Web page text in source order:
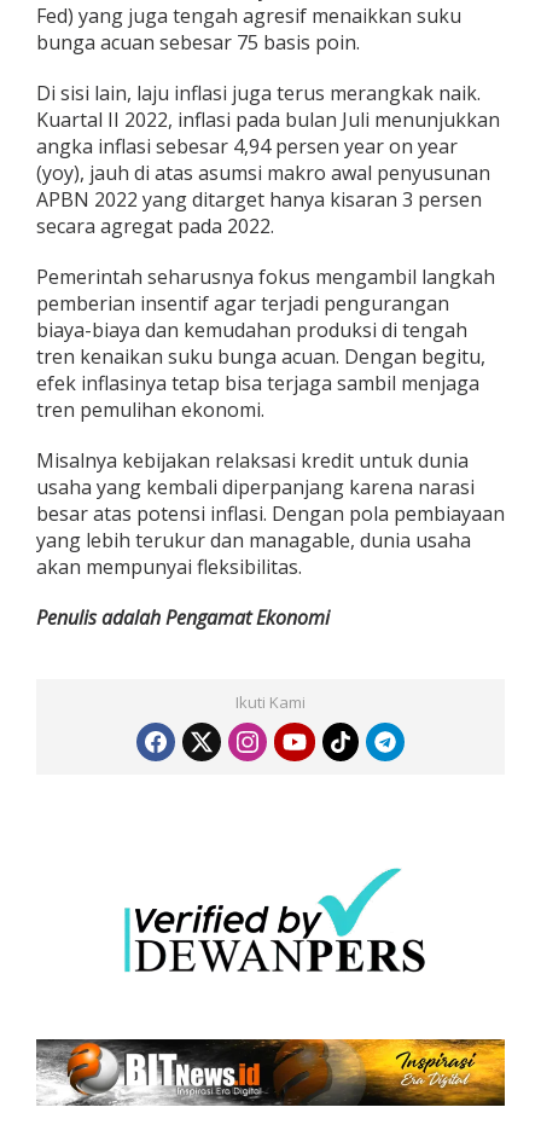
Fed) yang juga tengah agresif menaikkan suku
bunga acuan sebesar 75 basis poin.
Di sisi lain, laju inflasi juga terus merangkak naik.
Kuartal II 2022, inflasi pada bulan Juli menunjukkan
angka inflasi sebesar 4,94 persen year on year
(yoy), jauh di atas asumsi makro awal penyusunan
APBN 2022 yang ditarget hanya kisaran 3 persen
secara agregat pada 2022.
Pemerintah seharusnya fokus mengambil langkah
pemberian insentif agar terjadi pengurangan
biaya-biaya dan kemudahan produksi di tengah
tren kenaikan suku bunga acuan. Dengan begitu,
efek inflasinya tetap bisa terjaga sambil menjaga
tren pemulihan ekonomi.
Misalnya kebijakan relaksasi kredit untuk dunia
usaha yang kembali diperpanjang karena narasi
besar atas potensi inflasi. Dengan pola pembiayaan
yang lebih terukur dan managable, dunia usaha
akan mempunyai fleksibilitas.
Penulis adalah Pengamat Ekonomi
Ikuti Kami